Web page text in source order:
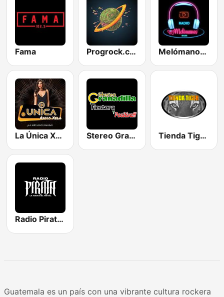
Fama Progrock.com Melómanos Radio
La Única Xela Stereo Granadilla Tienda Tiger Radio
Radio Pirata Gt
Guatemala es un país con una vibrante cultura rockera